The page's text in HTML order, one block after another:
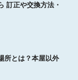
訂正や交換方法・
所とは？本屋以外